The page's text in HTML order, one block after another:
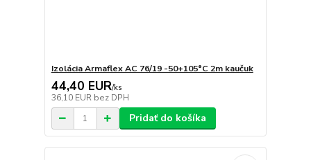
Izolácia Armaflex AC 76/19 -50+105°C 2m kaučuk
44,40 EUR/ks
36,10 EUR bez DPH
Pridať do košíka